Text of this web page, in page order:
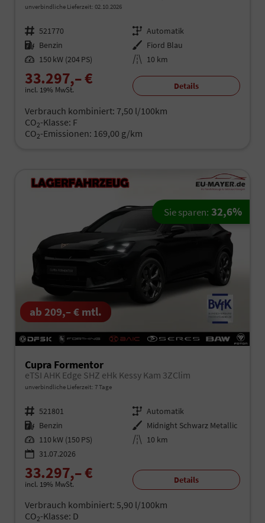
unverbindliche Lieferzeit: 02.10.2026
Fahrzeugnr. 521770 Getriebe Automatik
Kraftstoff Benzin Außenfarbe Fiord Blau
Leistung 150 kW (204 PS) Kilometerstand 10 km
33.297,– €
incl. 19% MwSt. Details
Verbrauch kombiniert: 7,50 l/100km
CO2-Klasse: F
CO2-Emissionen: 169,00 g/km
ab 209,– € mtl.
Cupra Formentor
eTSI AHK Edge SHZ eHk Kessy Kam 3ZClim
unverbindliche Lieferzeit: 7 Tage
Fahrzeugnr. 521801 Getriebe Automatik
Kraftstoff Benzin Außenfarbe Midnight Schwarz Metallic
Leistung 110 kW (150 PS) Kilometerstand 10 km
31.07.2026
33.297,– €
incl. 19% MwSt.
Sie sparen: 32,6%
Details
Verbrauch kombiniert: 5,90 l/100km
CO2-Klasse: D